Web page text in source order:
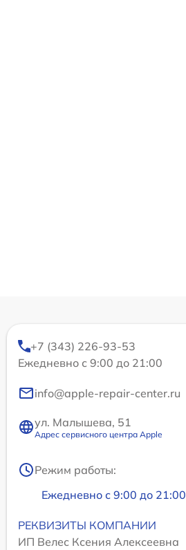
+7 (343) 226-93-53
Ежедневно с 9:00 до 21:00
info@apple-repair-center.ru
ул. Малышева, 51
Адрес сервисного центра Apple
Режим работы:
Ежедневно с 9:00 до 21:00
РЕКВИЗИТЫ КОМПАНИИ
ИП Велес Ксения Алексеевна